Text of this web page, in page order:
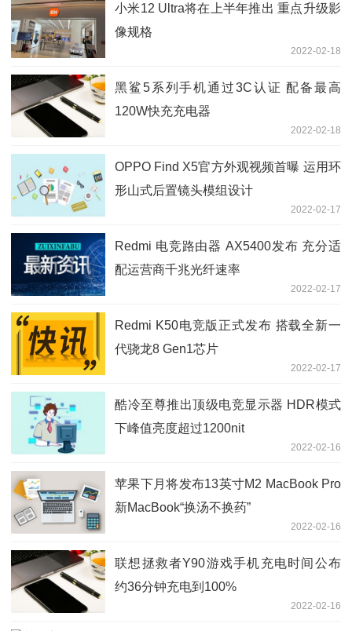
小米12 Ultra将在上半年推出 重点升级影
像规格
2022-02-18
黑鲨5系列手机通过3C认证 配备最高
120W快充充电器
2022-02-18
OPPO Find X5官方外观视频首曝 运用环
形山式后置镜头模组设计
2022-02-17
Redmi 电竞路由器 AX5400发布 充分适
配运营商千兆光纤速率
2022-02-17
Redmi K50电竞版正式发布 搭载全新一
代骁龙8 Gen1芯片
2022-02-17
酷冷至尊推出顶级电竞显示器 HDR模式
下峰值亮度超过1200nit
2022-02-16
苹果下月将发布13英寸M2 MacBook Pro
新MacBook“换汤不换药”
2022-02-16
联想拯救者Y90游戏手机充电时间公布
约36分钟充电到100%
2022-02-16